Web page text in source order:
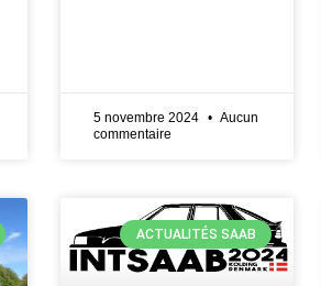
5 novembre 2024
Aucun
commentaire
ACTUALITÉS SAAB